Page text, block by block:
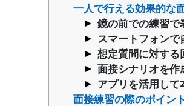
一人で行える効果的な
鏡の前での練習で
スマートフォン
想定質問に対する
面接シナリオを作
アプリを活用して
面接練習の際のポイン